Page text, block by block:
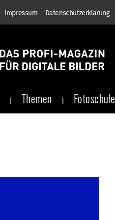
Impressum Datenschutzerklärung
Themen Fotoschule